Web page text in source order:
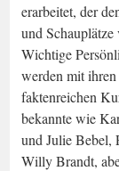
erarbeitet, der
und
Wichtige
werden mit
faktenreichen
bekannte wie
und Julie Bebel,
Willy Brandt,